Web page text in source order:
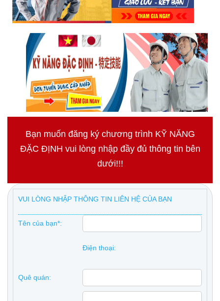
Bạn muốn đăng ký chương trình KỸ NĂNG
ĐẶC ĐỊNH vui lòng nhập đầy đủ thông tin bên
dưới!!!
VUI LÒNG NHẬP THÔNG TIN LIÊN HỆ CỦA BẠN
Tên của bạn*:
Điện thoại:
Quê quán: